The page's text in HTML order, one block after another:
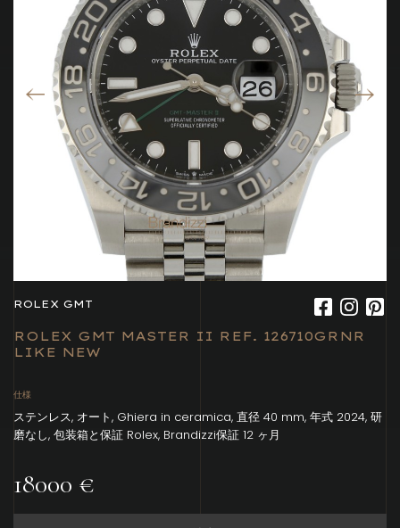
ROLEX GMT
ROLEX GMT MASTER II REF. 126710GRNR
LIKE NEW
仕様
ステンレス, オート, Ghiera in ceramica, 直径 40 mm, 年式 2024, 研
磨なし, 包装箱と保証 Rolex, Brandizzi保証 12 ヶ月
18000 €